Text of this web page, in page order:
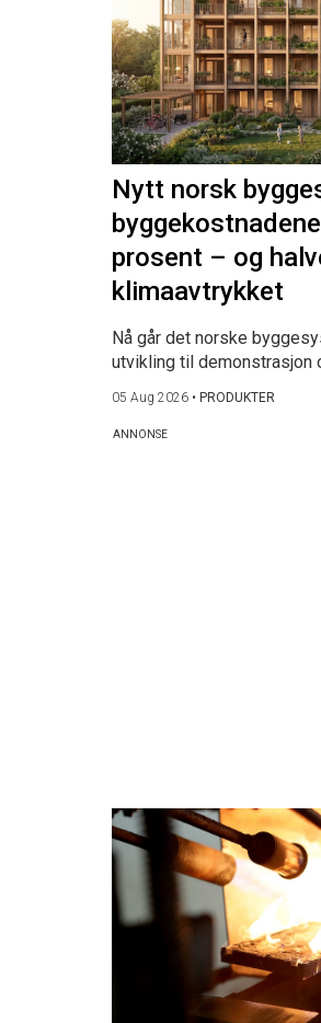
Nytt norsk
prosent – og
klimaavtrykket
Nå går det norske
utvikling til demonstrasjon
05 Aug 2026 • PRODUKTER